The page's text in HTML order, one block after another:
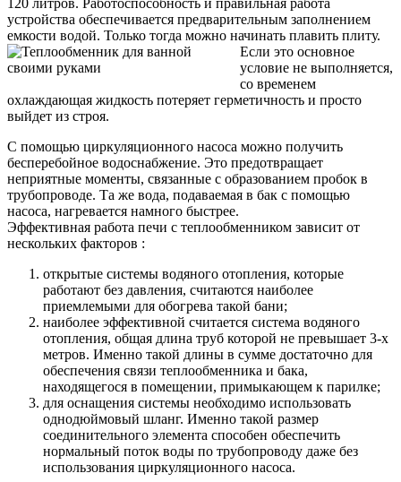
120 литров. Работоспособность и правильная работа
устройства обеспечивается предварительным заполнением
емкости водой. Только тогда можно начинать плавить плиту.
Если это основное
условие не выполняется,
со временем
охлаждающая жидкость потеряет герметичность и просто
выйдет из строя.
С помощью циркуляционного насоса можно получить
бесперебойное водоснабжение. Это предотвращает
неприятные моменты, связанные с образованием пробок в
трубопроводе. Та же вода, подаваемая в бак с помощью
насоса, нагревается намного быстрее.
Эффективная работа печи с теплообменником зависит от
нескольких факторов :
открытые системы водяного отопления, которые
работают без давления, считаются наиболее
приемлемыми для обогрева такой бани;
наиболее эффективной считается система водяного
отопления, общая длина труб которой не превышает 3-х
метров. Именно такой длины в сумме достаточно для
обеспечения связи теплообменника и бака,
находящегося в помещении, примыкающем к парилке;
для оснащения системы необходимо использовать
однодюймовый шланг. Именно такой размер
соединительного элемента способен обеспечить
нормальный поток воды по трубопроводу даже без
использования циркуляционного насоса.